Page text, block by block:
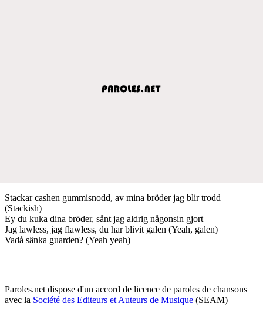
Stackar cashen gummisnodd, av mina bröder jag blir trodd
(Stackish)
Ey du kuka dina bröder, sånt jag aldrig någonsin gjort
Jag lawless, jag flawless, du har blivit galen (Yeah, galen)
Vadå sänka guarden? (Yeah yeah)
Paroles.net dispose d'un accord de licence de paroles de chansons
avec la Société des Editeurs et Auteurs de Musique (SEAM)